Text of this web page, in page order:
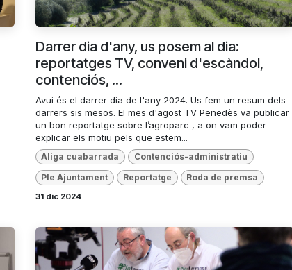
Darrer dia d'any, us posem al dia:
reportatges TV, conveni d'escàndol,
contenciós, ...
Avui és el darrer dia de l'any 2024. Us fem un resum dels
darrers sis mesos. El mes d'agost TV Penedès va publicar
un bon reportatge sobre l’agroparc , a on vam poder
explicar els motiu pels que estem...
Aliga cuabarrada Contenciós-administratiu
Ple Ajuntament Reportatge Roda de premsa
31 dic 2024